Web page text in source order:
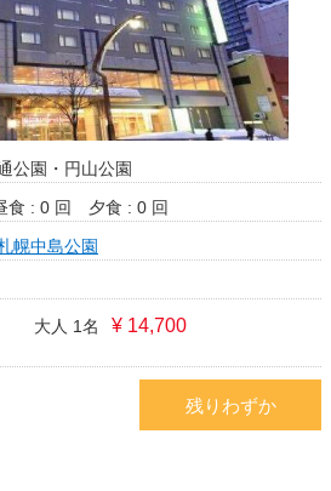
公園・円山公園
食 : 0 回
夕食 : 0 回
幌中島公園
大人 1名 ¥ 14,700
残りわずか